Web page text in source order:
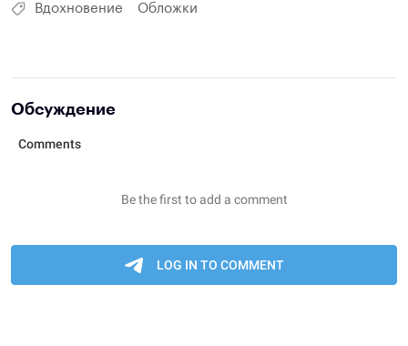
Вдохновение Обложки
Обсуждение